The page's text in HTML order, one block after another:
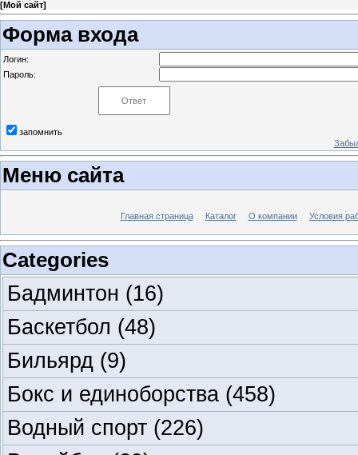
[Мой сайт]
Форма входа
Логин:
Пароль:
запомнить
Меню сайта
Главная страница Каталог О компании Условия
Categories
Бадминтон (16)
Баскетбол (48)
Бильярд (9)
Бокс и единоборства (458)
Водный спорт (226)